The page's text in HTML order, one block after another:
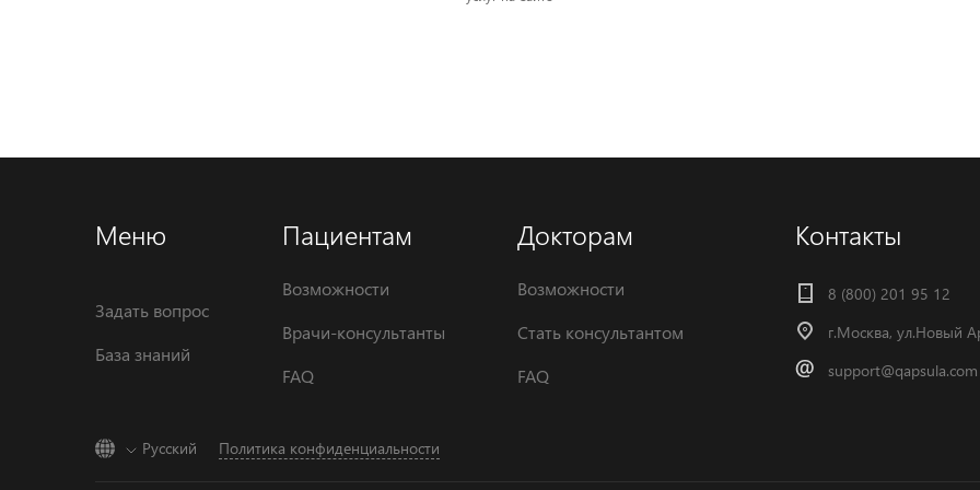
Меню
Задать вопрос
База знаний
Пациентам
Возможности
Врачи-консультанты
FAQ
Докторам
Возможности
Стать консультантом
FAQ
Контакты
8 (800) 201 95 12
г.Москва, ул.Новый
support@qapsula.com
Русский Политика конфиденциальности